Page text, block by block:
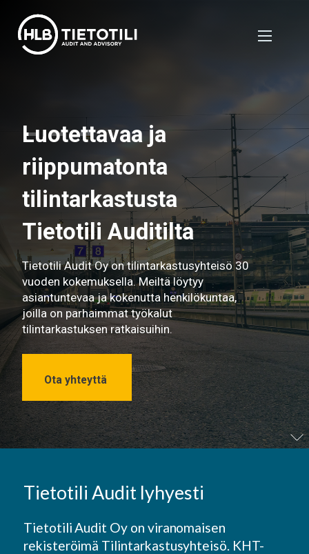
Luotettavaa ja
riippumatonta
tilintarkastusta
Tietotili Auditilta
Tietotili Audit Oy on tilintarkastusyhteisö 30
vuoden kokemuksella. Meiltä löytyy
asiantuntevaa ja kokenutta henkilökuntaa,
joilla on parhaimmat työkalut
tilintarkastuksen ratkaisuihin.
Ota yhteyttä
Tietotili Audit lyhyesti
Tietotili Audit Oy on viranomaisen
rekisteröimä Tilintarkastusyhteisö. KHT-